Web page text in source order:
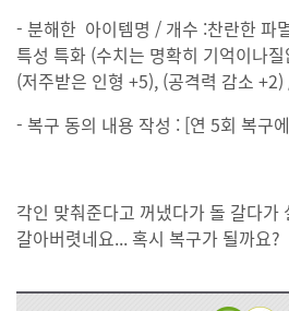
- 분해한 아이템명 / 개수 :찬란한 파
특성 특화 (수치는 명확히 기억이나
(저주받은 인형 +5), (공격력 감소 +2)
- 복구 동의 내용 작성 : [연 5회 복구
각인 맞춰준다고 꺼냈다가 돌 갈다가
갈아버렷네요... 혹시 복구가 될까요?